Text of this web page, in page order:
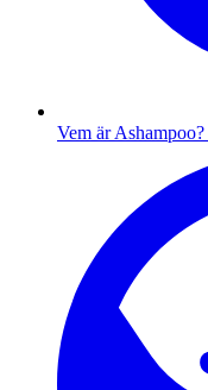
Vem är Ashampoo?